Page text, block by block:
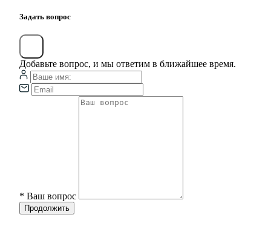
Задать вопрос
Добавьте вопрос, и мы ответим в ближайшее время.
* Ваш вопрос
Продолжить